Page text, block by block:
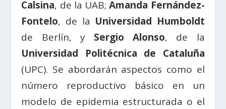
Calsina, de la UAB;Amanda Fernández-
Fontelo, de la Universidad Humboldt
de Berlín, y Sergio Alonso, de la
Universidad Politécnica de Cataluña
(UPC). Se abordarán aspectos como el
número reproductivo básico en un
modelo de epidemia estructurada o el